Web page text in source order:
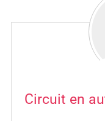
Circuit en